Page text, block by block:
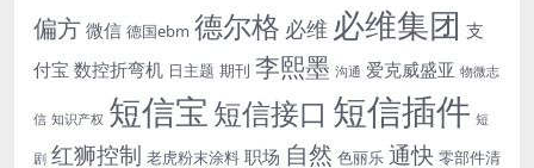
偏方 微信 德国ebm 德尔格 必维 必维集团 支
付宝 数控折弯机 日主题 期刊 李熙墨 沟通 爱克威盛亚 物微志
信 知识产权 短信宝 短信接口 短信插件 短
剧 红狮控制 老虎粉末涂料 职场 自然 色丽乐 通快 零部件清